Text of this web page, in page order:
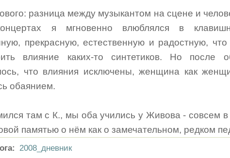
разница между музыкантом на сцене и
я мгновенно влюблялся в
прекрасную, естественную и радостную,
влияние каких-то синтетиков. Но после
что влияния исключены, женщина как
обаянием.
там с К., мы оба учились у Живова - совсем
памятью о нём как о замечательном, редком
2008_дневник